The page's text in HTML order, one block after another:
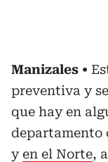
Manizales
preventiva y
que hay en
departamento
yen el Norte,